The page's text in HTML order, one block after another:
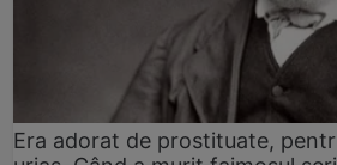
Era adorat de prostituate,